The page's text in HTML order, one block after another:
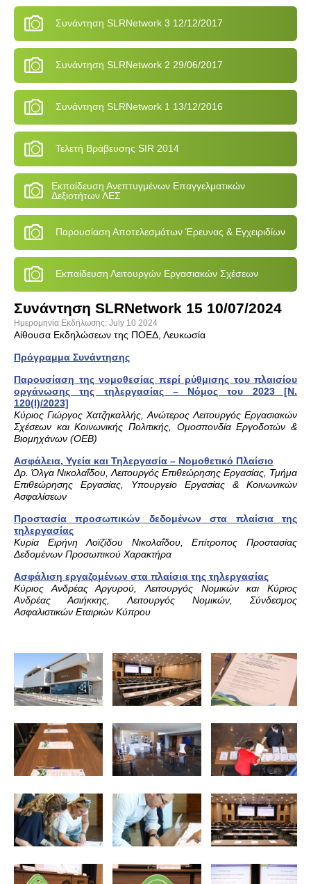
Συνάντηση SLRNetwork 3 12/12/2017
Συνάντηση SLRNetwork 2 29/06/2017
Συνάντηση SLRNetwork 1 13/12/2016
Τελετή Βράβευσης SIR 2014
Εκπαίδευση Ανεπτυγμένων Επαγγελματικών
Δεξιοτήτων ΛΕΣ
Παρουσίαση Αποτελεσμάτων Έρευνας & Εγχειριδίων
Εκπαίδευση Λειτουργών Εργασιακών Σχέσεων
Συνάντηση SLRNetwork 15 10/07/2024
Ημερομηνία Εκδήλωσης: July 10 2024
Αίθουσα Εκδηλώσεων της ΠΟΕΔ, Λευκωσία
Πρόγραμμα Συνάντησης
Παρουσίαση της νομοθεσίας περί ρύθμισης του πλαισίου
οργάνωσης της τηλεργασίας – Νόμος του 2023 [Ν.
120(Ι)/2023]
Κύριος Γιώργος Χατζηκαλλής, Ανώτερος Λειτουργός Εργασιακών
Σχέσεων και Κοινωνικής Πολιτικής, Ομοσπονδία Εργοδοτών &
Βιομηχάνων (ΟEB)
Ασφάλεια, Υγεία και Τηλεργασία – Νομοθετικό Πλαίσιο
Δρ. Όλγα Νικολαΐδου, Λειτουργός Επιθεώρησης Εργασίας, Τμήμα
Επιθεώρησης Εργασίας, Υπουργείο Εργασίας & Κοινωνικών
Ασφαλίσεων
Προστασία προσωπικών δεδομένων στα πλαίσια της
τηλεργασίας
Κυρία Ειρήνη Λοϊζίδου Νικολαΐδου, Επίτροπος Προστασίας
Δεδομένων Προσωπικού Χαρακτήρα
Ασφάλιση εργαζομένων στα πλαίσια της τηλεργασίας
Κύριος Ανδρέας Αργυρού, Λειτουργός Νομικών και Κύριος
Ανδρέας Ασιήκκης, Λειτουργός Νομικών, Σύνδεσμος
Ασφαλιστικών Εταιριών Κύπρου